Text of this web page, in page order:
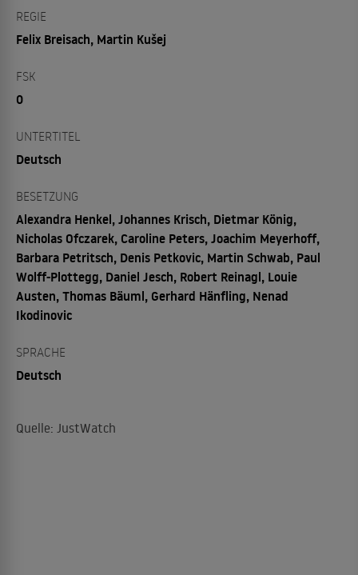
REGIE
Felix Breisach, Martin Kušej
FSK
0
UNTERTITEL
Deutsch
BESETZUNG
Alexandra Henkel, Johannes Krisch, Dietmar König,
Nicholas Ofczarek, Caroline Peters, Joachim Meyerhoff,
Barbara Petritsch, Denis Petkovic, Martin Schwab, Paul
Wolff-Plottegg, Daniel Jesch, Robert Reinagl, Louie
Austen, Thomas Bäuml, Gerhard Hänfling, Nenad
Ikodinovic
SPRACHE
Deutsch
Quelle: JustWatch